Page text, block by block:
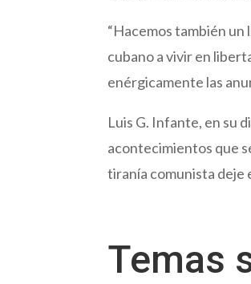
“Hacemos también
cubano a vivir en
enérgicamente las
Luis G. Infante, en su
acontecimientos que
tiranía comunista deje
Temas